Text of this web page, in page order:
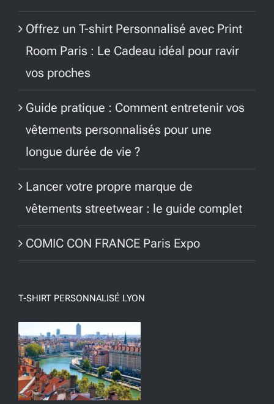
Offrez un T-shirt Personnalisé avec Print
Room Paris : Le Cadeau idéal pour ravir
vos proches
Guide pratique : Comment entretenir vos
vêtements personnalisés pour une
longue durée de vie ?
Lancer votre propre marque de
vêtements streetwear : le guide complet
COMIC CON FRANCE Paris Expo
T-SHIRT PERSONNALISÉ LYON